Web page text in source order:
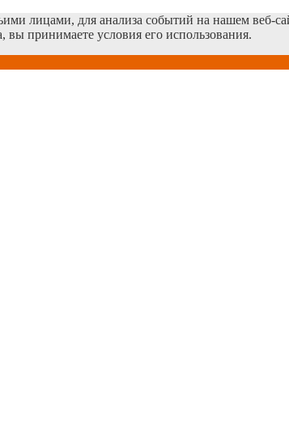
лицами, для анализа событий на нашем веб-
принимаете условия его использования.